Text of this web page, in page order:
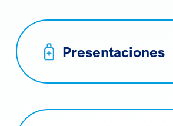
Presentaciones